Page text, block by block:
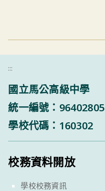
:::
國立馬公高級中學
統一編號：96402805
學校代碼：160302
校務資料開放
學校校務資訊